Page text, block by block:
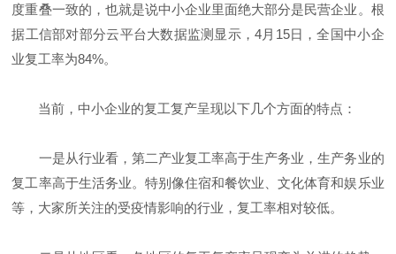
度重叠一致的，也就是说中小企业里面绝大部分是民营企业。根
据工信部对部分云平台大数据监测显示，4月15日，全国中小企
业复工率为84%。
当前，中小企业的复工复产呈现以下几个方面的特点：
一是从行业看，第二产业复工率高于生产务业，生产务业的
复工率高于生活务业。特别像住宿和餐饮业、文化体育和娱乐业
等，大家所关注的受疫情影响的行业，复工率相对较低。